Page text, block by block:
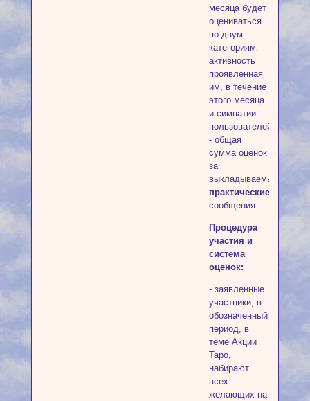
месяца будет
оцениваться
по двум
категориям:
активность
проявленная
им, в течение
этого месяца
и симпатии
пользователей
- общая
сумма оценок
за
выкладываемые
практические
сообщения.
Процедура
участия и
система
оценок:
- заявленные
участники, в
обозначенный
период, в
теме Акции
Таро,
набирают
всех
желающих на